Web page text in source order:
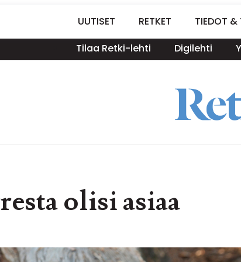
UUTISET RETKET TIEDOT &
Tilaa Retki-lehti
Digilehti
olisi asiaa